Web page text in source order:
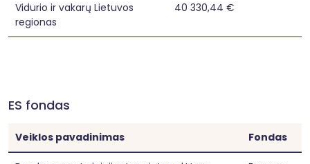
Vidurio ir vakarų Lietuvos
regionas
40 330,44 €
ES fondas
Veiklos pavadinimas Fondas